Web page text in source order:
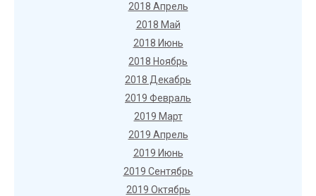
2018 Апрель
2018 Май
2018 Июнь
2018 Ноябрь
2018 Декабрь
2019 Февраль
2019 Март
2019 Апрель
2019 Июнь
2019 Сентябрь
2019 Октябрь